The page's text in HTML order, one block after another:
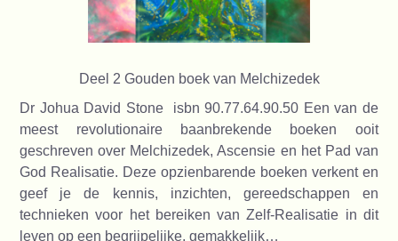
Deel 2 Gouden boek van Melchizedek
Dr Johua David Stone isbn 90.77.64.90.50 Een van de
meest revolutionaire baanbrekende boeken ooit
geschreven over Melchizedek, Ascensie en het Pad van
God Realisatie. Deze opzienbarende boeken verkent en
geef je de kennis, inzichten, gereedschappen en
technieken voor het bereiken van Zelf-Realisatie in dit
leven op een begrijpelijke, gemakkelijk…